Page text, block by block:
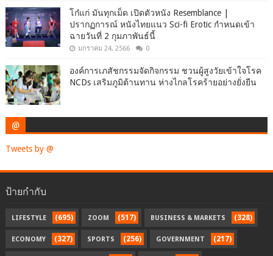
โก๋แก่ มันทุกเม็ด เปิดตัวหนัง Resemblance |
ปรากฏการณ์ หนังไทยแนว Sci-fi Erotic กำหนดเข้า
ฉายวันที่ 2 กุมภาพันธ์นี้
มกราคม 24, 2566 0
องค์การเภสัชกรรมจัดกิจกรรม ชวนผู้สูงวัยเข้าใจโรค
NCDs เสริมภูมิต้านทาน ห่างไกลโรคร้ายอย่างยั่งยืน
@
Tweets by @
ป้ายกำกับ
LIFESTYLE (695) ZOOM (517) BUSINESS & MARKETS (328)
ECONOMY (327) SPORTS (256) GOVERNMENT (217)